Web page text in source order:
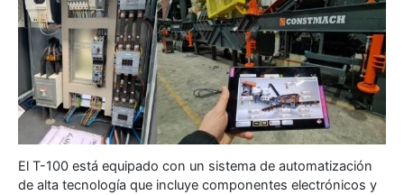
El T-100 está equipado con un sistema de automatización
de alta tecnología que incluye componentes electrónicos y